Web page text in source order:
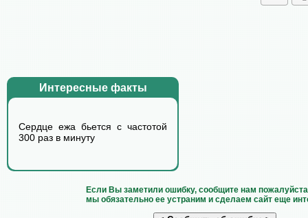
Интересные факты
Сердце ежа бьется с частотой
300 раз в минуту
Если Вы заметили ошибку, сообщите нам
мы обязательно ее устраним и сделаем сайт еще